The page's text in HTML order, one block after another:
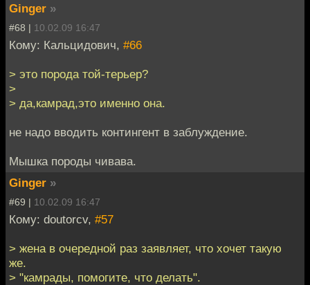
Ginger »
#68 | 10.02.09 16:47
Кому: Кальцидович, #66
> это порода той-терьер?
>
> да,камрад,это именно она.
не надо вводить контингент в заблуждение.
Мышка породы чивава.
Ginger »
#69 | 10.02.09 16:47
Кому: doutorcv, #57
> жена в очередной раз заявляет, что хочет такую
же.
> "камрады, помогите, что делать".